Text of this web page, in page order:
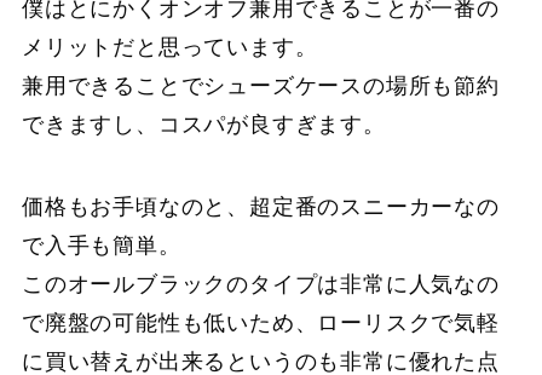
僕はとにかくオンオフ兼用できることが一番の
メリットだと思っています。
兼用できることでシューズケースの場所も節約
できますし、コスパが良すぎます。
価格もお手頃なのと、超定番のスニーカーなの
で入手も簡単。
このオールブラックのタイプは非常に人気なの
で廃盤の可能性も低いため、ローリスクで気軽
に買い替えが出来るというのも非常に優れた点